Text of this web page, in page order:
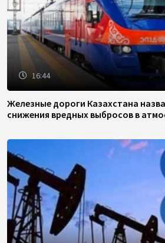
16:44
Железные дороги Казахстана
снижения вредных выбросов в